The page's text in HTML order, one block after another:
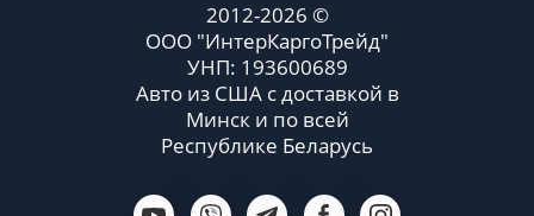
2012-2026 ©
ООО "ИнтерКаргоТрейд"
УНП: 193600689
Авто из США с доставкой в
Минск и по всей
Республике Беларусь